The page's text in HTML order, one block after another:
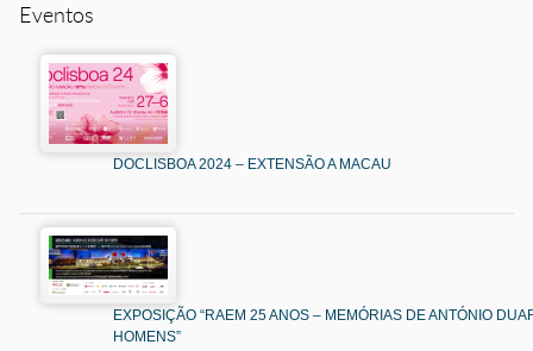
Eventos
DOCLISBOA 2024 – EXTENSÃO A MACAU
EXPOSIÇÃO “RAEM 25 ANOS – MEMÓRIAS DE ANTÓNIO
HOMENS”